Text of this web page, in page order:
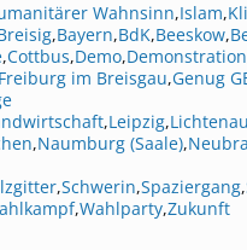
Wahnsinn,Islam,
,Bayern,BdK,Beeskow,
,Cottbus,Demo,Demonstration
Freiburg im Breisgau,Genug
,Leipzig,Lichtenau
,Naumburg (Saale),
,Schwerin,Spaziergang,
,Wahlparty,Zukunft